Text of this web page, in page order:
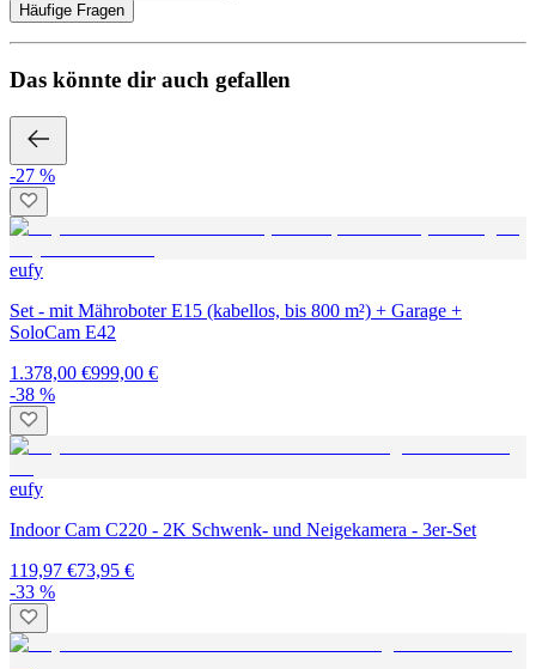
Häufige Fragen
Das könnte dir auch gefallen
-27 %
eufy
Set - mit Mähroboter E15 (kabellos, bis 800 m²) + Garage +
SoloCam E42
1.378,00 €999,00 €
-38 %
eufy
Indoor Cam C220 - 2K Schwenk- und Neigekamera - 3er-Set
119,97 €73,95 €
-33 %